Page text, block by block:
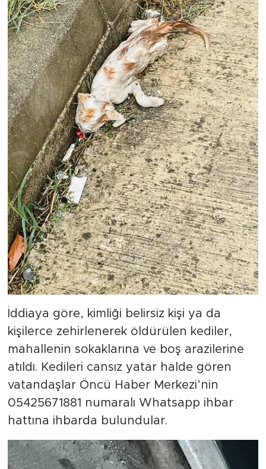
İddiaya göre, kimliği belirsiz kişi ya da
kişilerce zehirlenerek öldürülen kediler,
mahallenin sokaklarına ve boş arazilerine
atıldı. Kedileri cansız yatar halde gören
vatandaşlar Öncü Haber Merkezi’nin
05425671881 numaralı Whatsapp ihbar
hattına ihbarda bulundular.